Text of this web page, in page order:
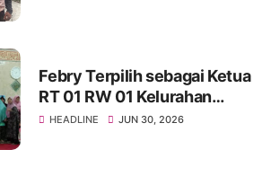
Febry Terpilih sebagai Ketua
RT 01 RW 01 Kelurahan
Kalidoni, Usung Visi
HEADLINE JUN 30, 2026